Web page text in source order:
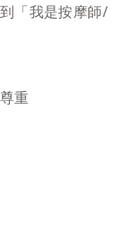
「我是按摩師/
重